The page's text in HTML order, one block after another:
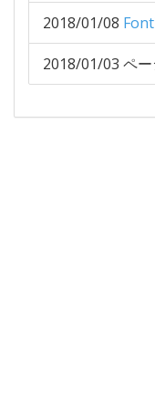
2018/01/08
2018/01/03 ペ